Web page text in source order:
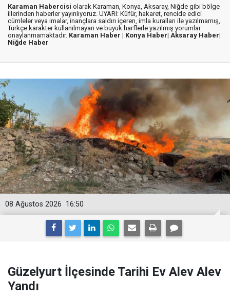
Karaman Habercisi olarak Karaman, Konya, Aksaray, Niğde gibi bölge
illerinden haberler yayınlıyoruz. UYARI: Küfür, hakaret, rencide edici
cümleler veya imalar, inançlara saldırı içeren, imla kuralları ile yazılmamış,
Türkçe karakter kullanılmayan ve büyük harflerle yazılmış yorumlar
onaylanmamaktadır. Karaman Haber | Konya Haber| Aksaray Haber|
Niğde Haber
16:50
08 Ağustos 2026
Güzelyurt İlçesinde Tarihi Ev Alev Alev
Yandı